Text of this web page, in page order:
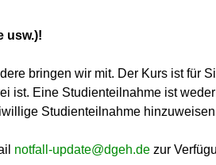
usw.)!
bringen wir mit. Der Kurs ist für
ist. Eine Studienteilnahme ist
Studienteilnahme
notfall-update@dgeh.de zur